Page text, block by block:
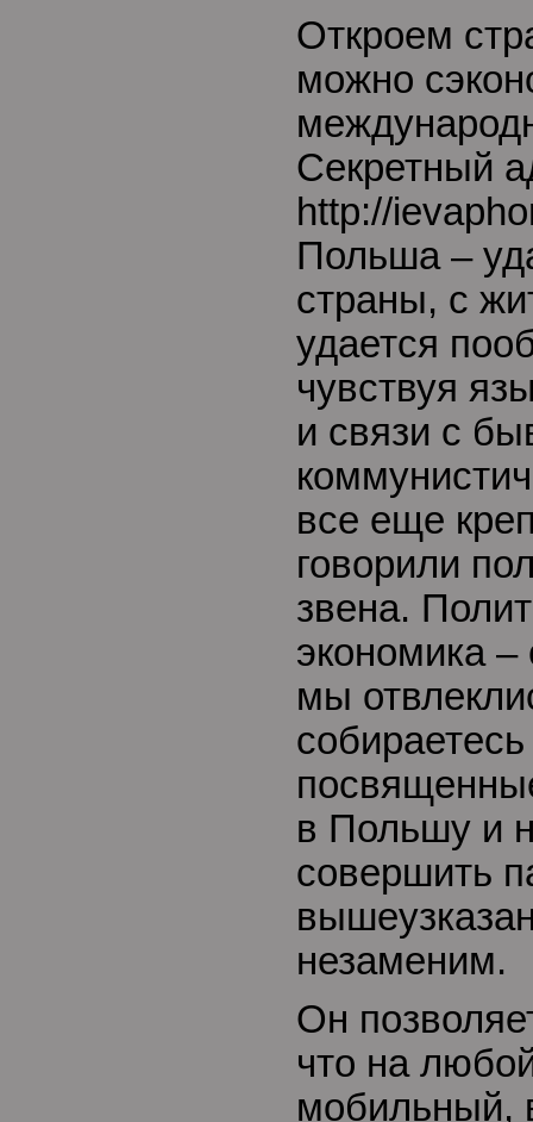
Откроем
можно
Секретный
http://
Польша –
страны, с
удается
чувствуя
и связи с
все еще
говорили
звена.
экономика
мы
в Польшу и
совершить
незаменим.
Он
что на
мобильный,